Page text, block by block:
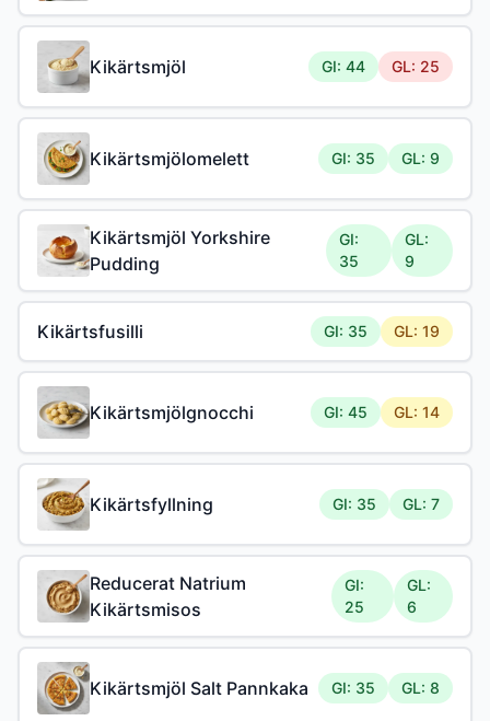
Kikärtsmjöl GI: 44 GL: 25
Kikärtsmjölomelett GI: 35 GL: 9
Kikärtsmjöl Yorkshire
Pudding
GI:
35
GL:
9
Kikärtsfusilli GI: 35 GL: 19
Kikärtsmjölgnocchi GI: 45 GL: 14
Kikärtsfyllning GI: 35 GL: 7
Reducerat Natrium
Kikärtsmisos
GI:
25
GL:
6
Kikärtsmjöl Salt Pannkaka GI: 35 GL: 8